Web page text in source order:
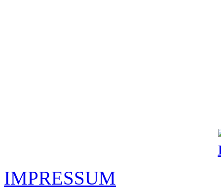
IMPRESSUM